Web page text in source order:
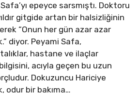
epeyce sarsmıştı. Doktoru
gitgide artan bir halsizliğinin
“Onun her gün azar azar
diyor. Peyami Safa,
hastane ve ilaçlar
acıyla geçen bu uzun
Dokuzuncu Hariciye
odur bir bakıma…